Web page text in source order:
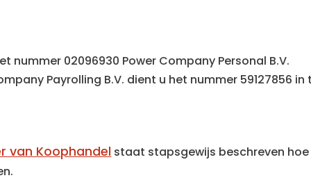
nummer 02096930 Power Company Personal B.V.
Payrolling B.V. dient u het nummer 59127856 in
van Koophandel staat stapsgewijs beschreven hoe